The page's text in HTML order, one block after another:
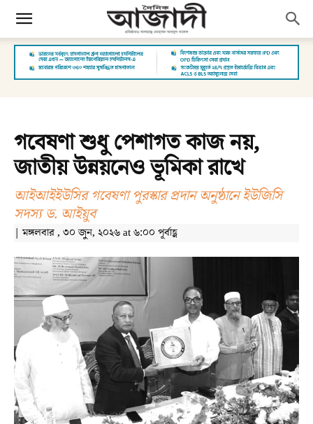
গবেষণা শুধু পেশাগত কাজ নয়,
জাতীয় উন্নয়নেও ভূমিকা রাখে
আইআইইউসির গবেষণা পুরস্কার প্রদান অনুষ্ঠানে ইউজিসি
সদস্য ড. আইয়ুব
| মঙ্গলবার , ৩০ জুন, ২০২৬ at ৬:০০ পূর্বাহ্ণ